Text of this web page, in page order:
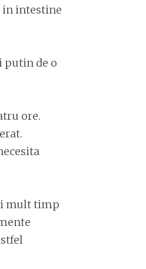
in intestine
putin de o
ore.
mult timp